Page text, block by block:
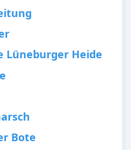
Lüneburger Heide
Bote